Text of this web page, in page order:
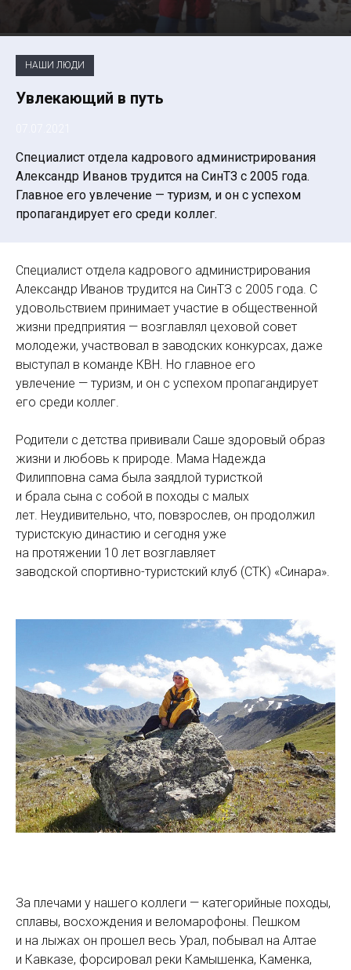
НАШИ ЛЮДИ
Увлекающий в путь
Специалист отдела кадрового администрирования
Александр Иванов трудится на СинТЗ с 2005 года.
Главное его увлечение — туризм, и он с успехом
пропагандирует его среди коллег.
Специалист отдела кадрового администрирования
Александр Иванов трудится на СинТЗ с 2005 года. С
удовольствием принимает участие в общественной
жизни предприятия — возглавлял цеховой совет
молодежи, участвовал в заводских конкурсах, даже
выступал в команде КВН. Но главное его
увлечение — туризм, и он с успехом пропагандирует
его среди коллег.
Родители с детства прививали Саше здоровый образ
жизни и любовь к природе. Мама Надежда
Филипповна сама была заядлой туристкой
и брала сына с собой в походы с малых
лет. Неудивительно, что, повзрослев, он продолжил
туристскую династию и сегодня уже
на протяжении 10 лет возглавляет
заводской спортивно-туристский клуб (СТК) «Синара».
За плечами у нашего коллеги — категорийные походы,
сплавы, восхождения и веломарофоны. Пешком
и на лыжах он прошел весь Урал, побывал на Алтае
и Кавказе, форсировал реки Камышенка, Каменка,